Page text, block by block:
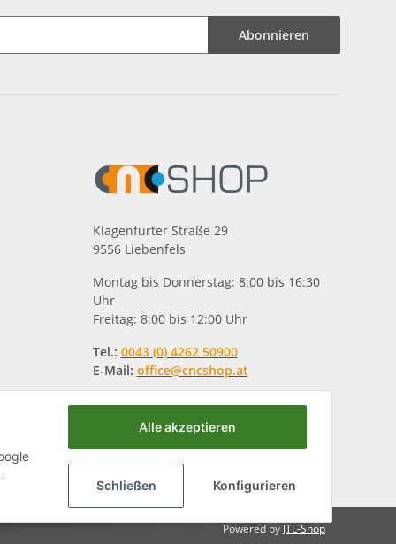
Abonnieren
Klagenfurter Straße 29
9556 Liebenfels
Montag bis Donnerstag: 8:00 bis 16:30
Uhr
Freitag: 8:00 bis 12:00 Uhr
Tel.: 0043 (0) 4262 50900
E-Mail: office@cncshop.at
Powered by JTL-Shop
Alle akzeptieren
Schließen Konfigurieren